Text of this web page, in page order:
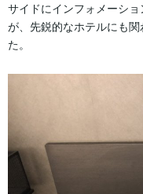
サイドにインフォメーシ
が、先鋭的なホテルにも
た。